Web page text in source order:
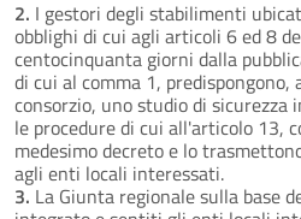
2. I gestori degli stabilimenti
obblighi di cui agli articoli 6 ed 8
centocinquanta giorni dalla
di cui al comma 1,
consorzio, uno studio di sicurezza
le procedure di cui all'articolo 13,
medesimo decreto e lo
agli enti locali interessati.
3. La Giunta regionale sulla base